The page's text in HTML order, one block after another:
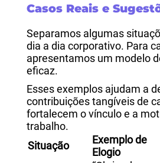
Casos Reais e
Separamos algumas
dia a dia corporativo. Para
apresentamos um modelo
eficaz.
Esses exemplos ajudam a
contribuições tangíveis de
fortalecem o vínculo e a
trabalho.
Situação
Exemplo de
Elogio